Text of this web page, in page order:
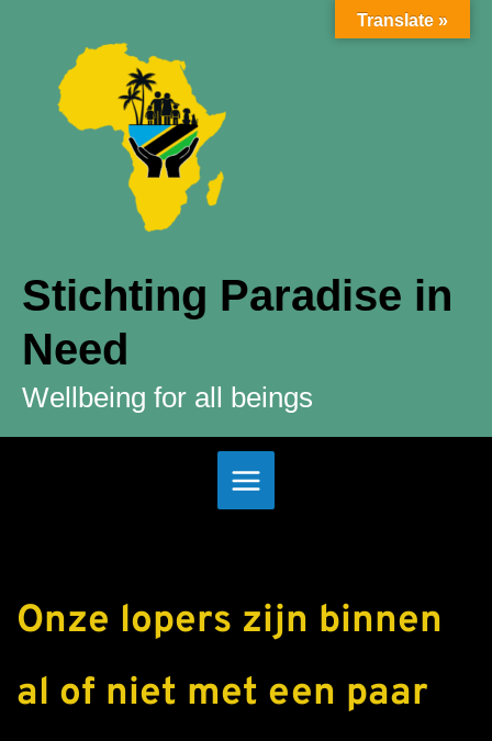
Stichting Paradise in
Need
Wellbeing for all beings
Onze lopers zijn binnen
al of niet met een paar
Translate »